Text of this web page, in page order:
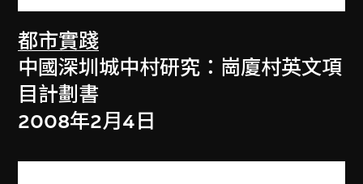
都市實踐
中國深圳城中村研究：崗廈村英文項
目計劃書
2008年2月4日